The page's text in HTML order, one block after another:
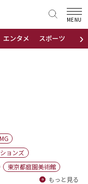
›
エンタメ スポーツ 地域
MENU
MG
ョンズ
東京都庭園美術館
もっと見る